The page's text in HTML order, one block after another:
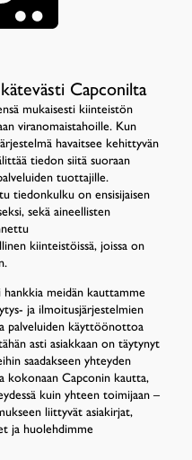
Capconilta
mukaisesti kiinteistön
viranomaistahoille. Kun
havaitsee kehittyvän
tiedon siitä suoraan
tuottajille.
tiedonkulku on ensisijaisen
sekä aineellisten
kiinteistöissä, joissa on
hankkia meidän kauttamme
ja ilmoitusjärjestelmien
palveluiden käyttöönottoa
asti asiakkaan on täytynyt
saadakseen yhteyden
kokonaan Capconin kautta,
kuin yhteen toimijaan –
liittyvät asiakirjat,
ja huolehdimme